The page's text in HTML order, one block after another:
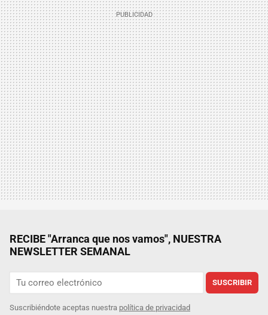
RECIBE "Arranca que nos vamos", NUESTRA
NEWSLETTER SEMANAL
SUSCRIBIR
Suscribiéndote aceptas nuestra política de privacidad